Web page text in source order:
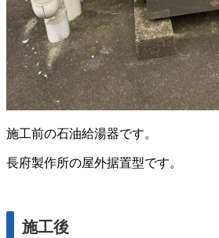
施工前の石油給湯器です。
長府製作所の屋外据置型です。
施工後